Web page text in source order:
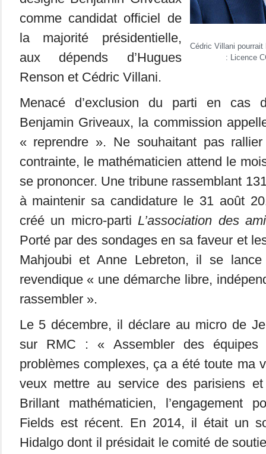
Cédric Villani
: Licence
comme candidat officiel de
la majorité présidentielle,
aux dépends d’Hugues
Renson et Cédric Villani.
Menacé d’exclusion du parti en cas
Benjamin Griveaux, la commission
« reprendre ». Ne souhaitant pas
contrainte, le mathématicien attend le
se prononcer. Une tribune rassemblant
à maintenir sa candidature le 31 août
créé un micro-parti L’association des
Porté par des sondages en sa faveur et
Mahjoubi et Anne Lebreton, il se
revendique « une démarche libre,
rassembler ».
Le 5 décembre, il déclare au micro de
sur RMC : « Assembler des équipes
problèmes complexes, ça a été toute ma
veux mettre au service des parisiens
Brillant mathématicien, l’engagement
Fields est récent. En 2014, il était un
Hidalgo dont il présidait le comité de